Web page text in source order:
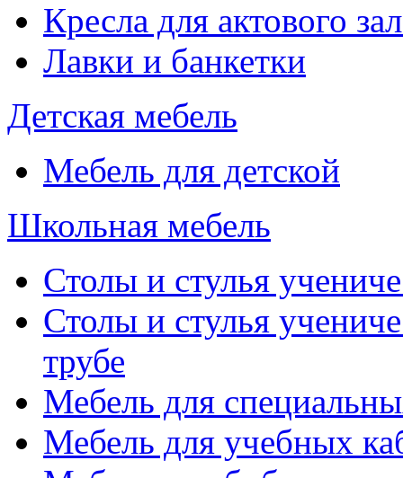
Кресла для актового
Лавки и банкетки
Детская мебель
Мебель для детской
Школьная мебель
Столы и стулья
Столы и стулья
трубе
Мебель для
Мебель для учебных